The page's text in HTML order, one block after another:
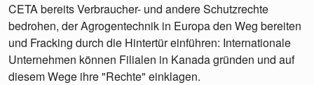
CETA bereits Verbraucher- und andere Schutzrechte
bedrohen, der Agrogentechnik in Europa den Weg bereiten
und Fracking durch die Hintertür einführen: Internationale
Unternehmen können Filialen in Kanada gründen und auf
diesem Wege ihre "Rechte" einklagen.